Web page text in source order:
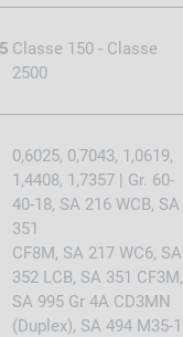
Classe 150 - Classe
2500
0,6025, 0,7043, 1,0619,
1,4408, 1,7357 | Gr. 60-
40-18, SA 216 WCB, SA
351
CF8M, SA 217 WC6, SA
352 LCB, SA 351 CF3M,
SA 995 Gr 4A CD3MN
(Duplex), SA 494 M35-1